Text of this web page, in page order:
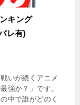
キング
レ有)
いが続くアニメ
強か？」です。
中で誰がどのく